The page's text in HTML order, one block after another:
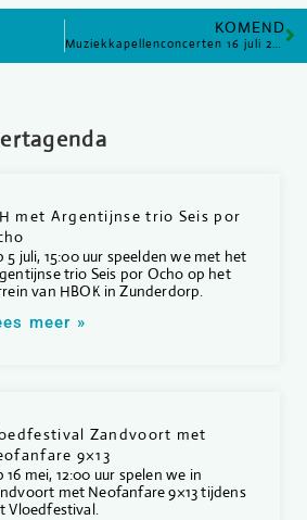
KOMEND
Muziekkapellenconcerten 16 juli 2023
met Argentijnse trio Seis por
5 juli, 15:00 uur speelden we met het
trio Seis por Ocho op het
van HBOK in Zunderdorp.
meer »
Zandvoort met
9×13
16 mei, 12:00 uur spelen we in
met Neofanfare 9×13 tijdens
Vloedfestival.